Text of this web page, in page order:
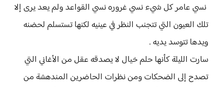
نسي عامر كل شيء نسي غروره نسي القواعد ولم يعد يرى إلا
تلك العيون التي تتجنب النظر في عينيه لكنها تستسلم لحضنه
ويدها تتوسد يديه .
سارت الليلة كأنها حلم خيال لا يصدقه عقل من الأغاني التي
تصدح إلى الضحكات ومن نظرات الحاضرين المندهشة من